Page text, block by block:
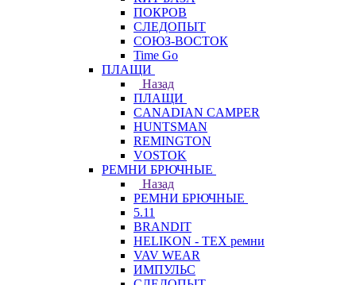
ПОКРОВ
СЛЕДОПЫТ
СОЮЗ-ВОСТОК
Time Go
ПЛАЩИ
Назад
ПЛАЩИ
CANADIAN CAMPER
HUNTSMAN
REMINGTON
VOSTOK
РЕМНИ БРЮЧНЫЕ
Назад
РЕМНИ БРЮЧНЫЕ
5.11
BRANDIT
HELIKON - TEX ремни
VAV WEAR
ИМПУЛЬС